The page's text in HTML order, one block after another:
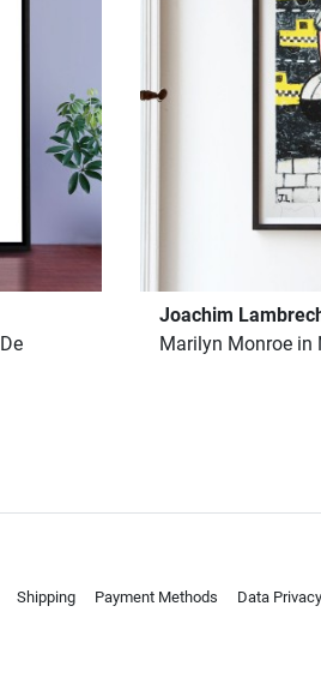
Joachim
Marilyn Monroe in
Shipping Payment Methods Data Privacy